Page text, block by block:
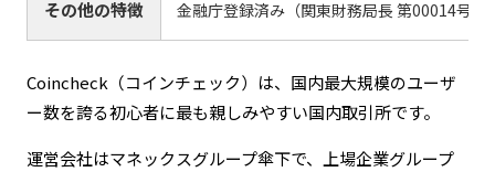
その他の特徴 金融庁登録済み（関東財務局長 第00014号）
Coincheck（コインチェック）は、国内最大規模のユーザ
ー数を誇る初心者に最も親しみやすい国内取引所です。
運営会社はマネックスグループ傘下で、上場企業グループ